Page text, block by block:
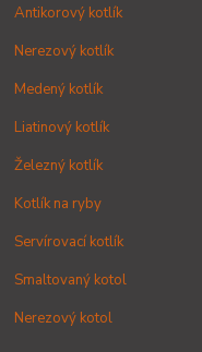
Antikorový kotlík
Nerezový kotlík
Medený kotlík
Liatinový kotlík
Železný kotlík
Kotlík na ryby
Servírovací kotlík
Smaltovaný kotol
Nerezový kotol